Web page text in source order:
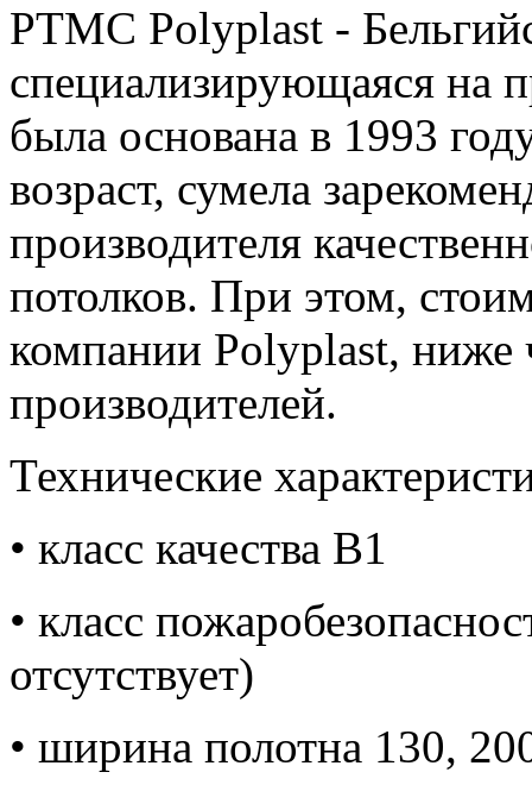
PTMC Polyplast -
специализирующаяся на
была основана в 1993
возраст, сумела
производителя
потолков. При этом,
компании Polyplast, ниже
производителей.
Технические
• класс качества В1
• класс
отсутствует)
• ширина полотна 130,